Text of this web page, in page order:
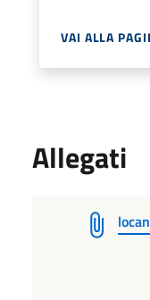
VAI ALLA
Allegati